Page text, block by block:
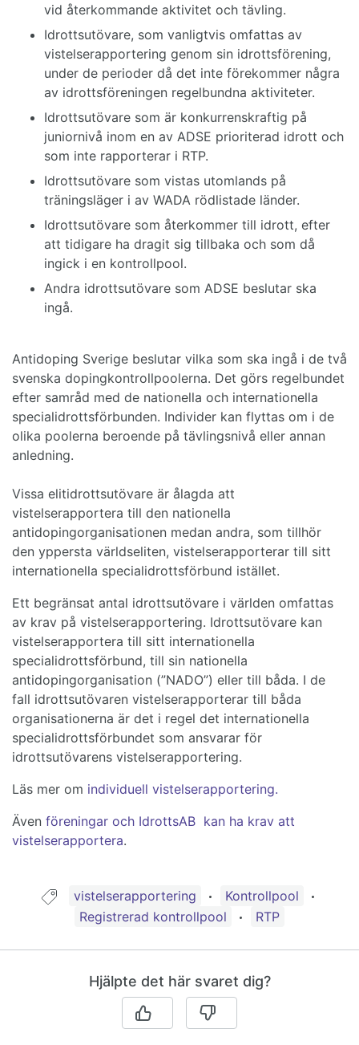
vid återkommande aktivitet och tävling.
Idrottsutövare, som vanligtvis omfattas av
vistelserapportering genom sin idrottsförening,
under de perioder då det inte förekommer några
av idrottsföreningen regelbundna aktiviteter.
Idrottsutövare som är konkurrenskraftig på
juniornivå inom en av ADSE prioriterad idrott och
som inte rapporterar i RTP.
Idrottsutövare som vistas utomlands på
träningsläger i av WADA rödlistade länder.
Idrottsutövare som återkommer till idrott, efter
att tidigare ha dragit sig tillbaka och som då
ingick i en kontrollpool.
Andra idrottsutövare som ADSE beslutar ska
ingå.
Antidoping Sverige beslutar vilka som ska ingå i de två
svenska dopingkontrollpoolerna. Det görs regelbundet
efter samråd med de nationella och internationella
specialidrottsförbunden. Individer kan flyttas om i de
olika poolerna beroende på tävlingsnivå eller annan
anledning.
Vissa elitidrottsutövare är ålagda att
vistelserapportera till den nationella
antidopingorganisationen medan andra, som tillhör
den yppersta världseliten, vistelserapporterar till sitt
internationella specialidrottsförbund istället.
Ett begränsat antal idrottsutövare i världen omfattas
av krav på vistelserapportering. Idrottsutövare kan
vistelserapportera till sitt internationella
specialidrottsförbund, till sin nationella
antidopingorganisation (”NADO”) eller till båda. I de
fall idrottsutövaren vistelserapporterar till båda
organisationerna är det i regel det internationella
specialidrottsförbundet som ansvarar för
idrottsutövarens vistelserapportering.
Läs mer om individuell vistelserapportering.
Även föreningar och IdrottsAB kan ha krav att
vistelserapportera.
Guide taggad med:
vistelserapportering
Kontrollpool
Registrerad kontrollpool
RTP
Hjälpte det här svaret dig?